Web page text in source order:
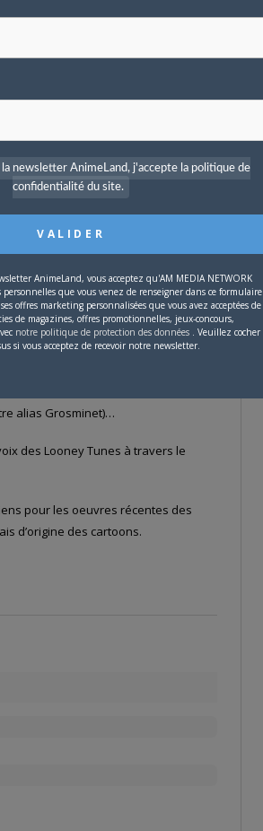
ils datent de 1997-1998.
mais ces versions françaises
de l’époque où furent
pas avec ce que l’on voit à
comparativement à l’adaptation
Porky Pig : Michel Mella est très bon
sur la série animéeDuck
demeure la meilleure voix française
manque de respect envers les
(Bugs Bunny), Pierre Trabaud
alias Grosminet)…
des Looney Tunes à travers le
pour les oeuvres récentes des
d’origine des cartoons.
la newsletter AnimeLand, j'accepte la politique de
confidentialité du site.
AnimeLand, vous acceptez qu'AM MEDIA NETWORK
que vous venez de renseigner dans ce formulaire
offres marketing personnalisées que vous avez acceptées de
de magazines, offres promotionnelles, jeux-concours,
notre politique de protection des données . Veuillez cocher
si vous acceptez de recevoir notre newsletter.